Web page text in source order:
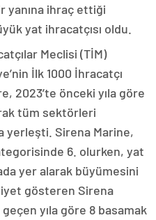
yanına ihraç ettiği
yat ihracatçısı oldu.
Meclisi (TİM)
İlk 1000 İhracatçı
2023’te önceki yıla göre
tüm sektörleri
yerleşti. Sirena Marine,
6. olurken, yat
yer alarak büyümesini
gösteren Sirena
yıla göre 8 basamak